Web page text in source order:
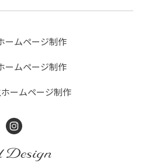
ームページ制作
ームページ制作
ームページ制作